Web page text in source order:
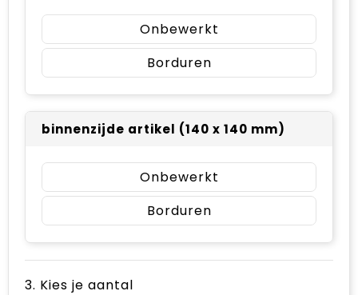
Onbewerkt
Borduren
binnenzijde artikel (140 x 140 mm)
Onbewerkt
Borduren
3. Kies je aantal